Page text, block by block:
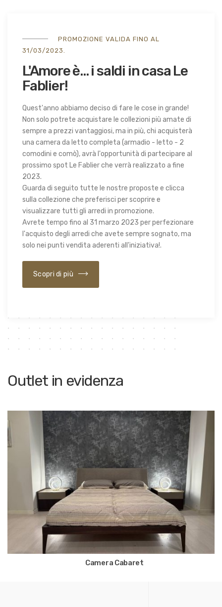
PROMOZIONE VALIDA FINO AL
31/03/2023.
L'Amore è... i saldi in casa Le
Fablier!
Quest'anno abbiamo deciso di fare le cose in grande!
Non solo potrete acquistare le collezioni più amate di
sempre a prezzi vantaggiosi, ma in più, chi acquisterà
una camera da letto completa (armadio - letto - 2
comodini e comò), avrà l'opportunità di partecipare al
prossimo spot Le Fablier che verrà realizzato a fine
2023.
Guarda di seguito tutte le nostre proposte e clicca
sulla collezione che preferisci per scoprire e
visualizzare tutti gli arredi in promozione.
Avrete tempo fino al 31 marzo 2023 per perfezionare
l'acquisto degli arredi che avete sempre sognato, ma
solo nei punti vendita aderenti all'iniziativa!.
Scopri di più
Outlet in evidenza
Camera Cabaret